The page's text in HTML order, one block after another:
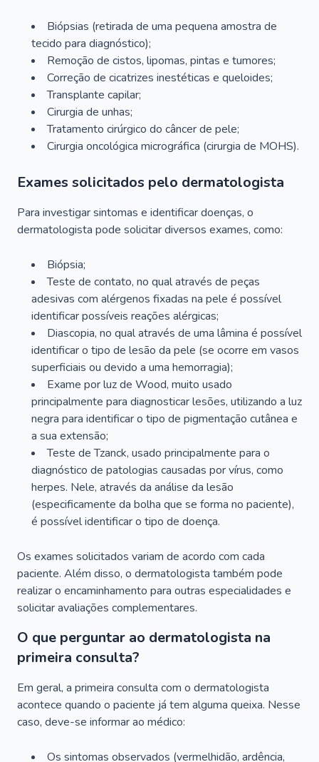
Biópsias (retirada de uma pequena amostra de
tecido para diagnóstico);
Remoção de cistos, lipomas, pintas e tumores;
Correção de cicatrizes inestéticas e queloides;
Transplante capilar;
Cirurgia de unhas;
Tratamento cirúrgico do câncer de pele;
Cirurgia oncológica micrográfica (cirurgia de MOHS).
Exames solicitados pelo dermatologista
Para investigar sintomas e identificar doenças, o
dermatologista pode solicitar diversos exames, como:
Biópsia;
Teste de contato, no qual através de peças
adesivas com alérgenos fixadas na pele é possível
identificar possíveis reações alérgicas;
Diascopia, no qual através de uma lâmina é possível
identificar o tipo de lesão da pele (se ocorre em vasos
superficiais ou devido a uma hemorragia);
Exame por luz de Wood, muito usado
principalmente para diagnosticar lesões, utilizando a luz
negra para identificar o tipo de pigmentação cutânea e
a sua extensão;
Teste de Tzanck, usado principalmente para o
diagnóstico de patologias causadas por vírus, como
herpes. Nele, através da análise da lesão
(especificamente da bolha que se forma no paciente),
é possível identificar o tipo de doença.
Os exames solicitados variam de acordo com cada
paciente. Além disso, o dermatologista também pode
realizar o encaminhamento para outras especialidades e
solicitar avaliações complementares.
O que perguntar ao dermatologista na
primeira consulta?
Em geral, a primeira consulta com o dermatologista
acontece quando o paciente já tem alguma queixa. Nesse
caso, deve-se informar ao médico:
Os sintomas observados (vermelhidão, ardência,